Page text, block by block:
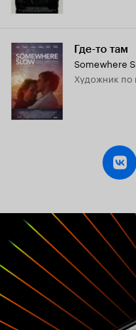
Где-то там
Somewhere
Художник